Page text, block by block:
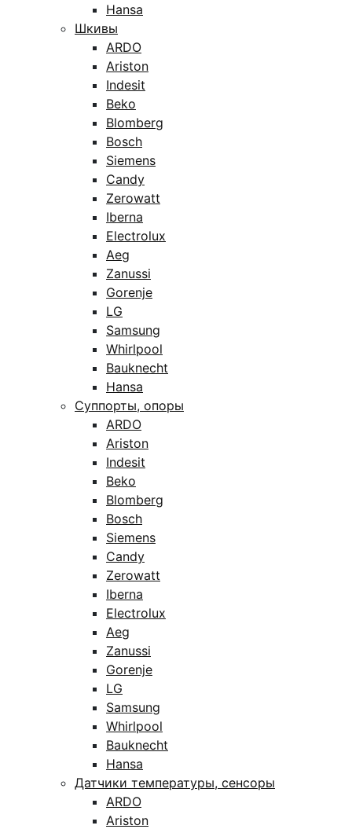
Hansa
Шкивы
ARDO
Ariston
Indesit
Beko
Blomberg
Bosch
Siemens
Candy
Zerowatt
Iberna
Electrolux
Aeg
Zanussi
Gorenje
LG
Samsung
Whirlpool
Bauknecht
Hansa
Суппорты, опоры
ARDO
Ariston
Indesit
Beko
Blomberg
Bosch
Siemens
Candy
Zerowatt
Iberna
Electrolux
Aeg
Zanussi
Gorenje
LG
Samsung
Whirlpool
Bauknecht
Hansa
Датчики температуры, сенсоры
ARDO
Ariston